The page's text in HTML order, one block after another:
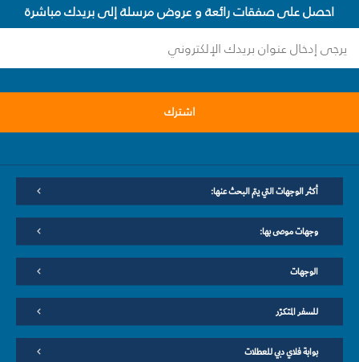
احصل على صفقات رائعة و عروض مرسلة إلى بريدك مباشرة
اشترك
أكثر الوجهات التي يتم البحث عنها:
وجهات موصى بها:
الوجهات
للسفر المتكرّر
بوابة فلاي دبي للعطلات